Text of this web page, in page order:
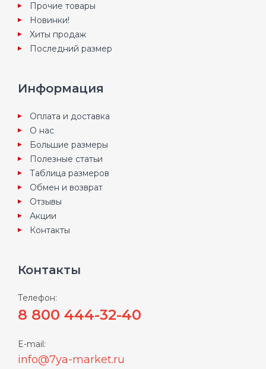
Прочие товары
Новинки!
Хиты продаж
Последний размер
Информация
Оплата и доставка
О нас
Большие размеры
Полезные статьи
Таблица размеров
Обмен и возврат
Отзывы
Акции
Контакты
Контакты
Телефон:
8 800 444-32-40
E-mail:
info@7ya-market.ru